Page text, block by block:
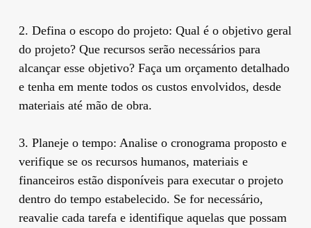
2. Defina o escopo do projeto: Qual é o objetivo geral
do projeto? Que recursos serão necessários para
alcançar esse objetivo? Faça um orçamento detalhado
e tenha em mente todos os custos envolvidos, desde
materiais até mão de obra.
3. Planeje o tempo: Analise o cronograma proposto e
verifique se os recursos humanos, materiais e
financeiros estão disponíveis para executar o projeto
dentro do tempo estabelecido. Se for necessário,
reavalie cada tarefa e identifique aquelas que possam